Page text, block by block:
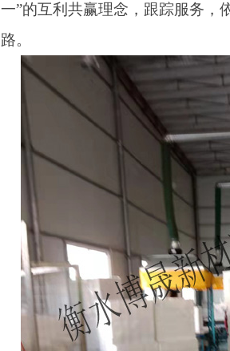
一”的互利共赢理念，跟踪服务，
路。